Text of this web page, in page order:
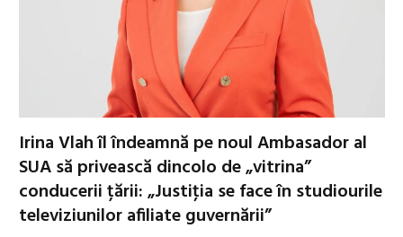
Irina Vlah îl îndeamnă pe noul Ambasador al
SUA să privească dincolo de „vitrina”
conducerii țării: „Justiţia se face în studiourile
televiziunilor afiliate guvernării”